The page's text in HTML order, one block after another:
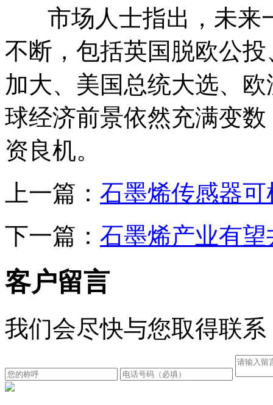
市场人士指出，未来
不断，包括英国脱欧公
加大、美国总统大选、
球经济前景依然充满变
资良机。
上一篇： 石墨烯传感器
下一篇： 石墨烯产业有
客户留言
我们会尽快与您取得联系